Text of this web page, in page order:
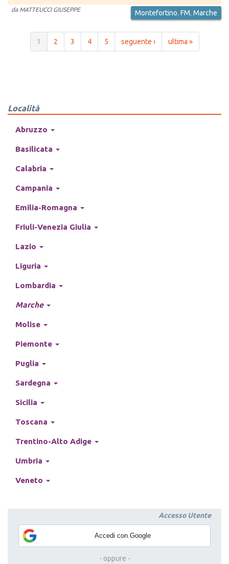
da MATTEUCCI GIUSEPPE Montefortino, FM, Marche
1 2 3 4 5 seguente › ultima »
Località
Abruzzo
Basilicata
Calabria
Campania
Emilia-Romagna
Friuli-Venezia Giulia
Lazio
Liguria
Lombardia
Marche
Molise
Piemonte
Puglia
Sardegna
Sicilia
Toscana
Trentino-Alto Adige
Umbria
Veneto
Accedi con Google
- oppure -